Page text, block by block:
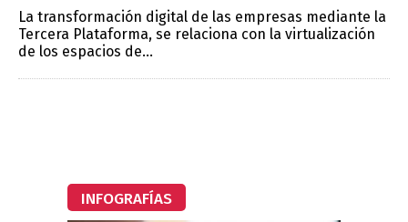
La transformación digital de las empresas mediante la
Tercera Plataforma, se relaciona con la virtualización
de los espacios de...
INFOGRAFÍAS